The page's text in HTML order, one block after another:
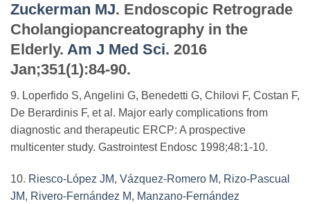
Zuckerman MJ. Endoscopic Retrograde
Cholangiopancreatography in the
Elderly. Am J Med Sci. 2016
Jan;351(1):84-90.
9. Loperfido S, Angelini G, Benedetti G, Chilovi F, Costan F,
De Berardinis F, et al. Major early complications from
diagnostic and therapeutic ERCP: A prospective
multicenter study. Gastrointest Endosc 1998;48:1-10.
10. Riesco-López JM, Vázquez-Romero M, Rizo-Pascual
JM, Rivero-Fernández M, Manzano-Fernández